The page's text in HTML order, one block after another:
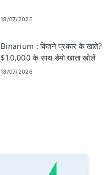
18/07/2026
Binarium : कितने प्रकार के खाते?
$10,000 के साथ डेमो खाता खोलें
18/07/2026